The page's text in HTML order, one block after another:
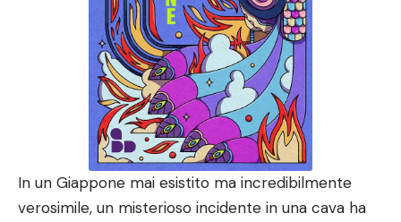
In un Giappone mai esistito ma incredibilmente
verosimile, un misterioso incidente in una cava ha